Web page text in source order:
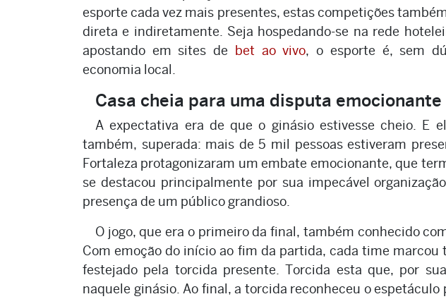
esporte cada vez mais presentes, estas competições
direta e indiretamente. Seja hospedando-se na rede
apostando em sites de
bet ao vivo, o esporte é, sem
economia local.
Casa cheia para uma disputa emocionante
A expectativa era de que o ginásio estivesse cheio. E
também, superada: mais de 5 mil pessoas estiveram
Fortaleza protagonizaram um embate emocionante, que
se destacou principalmente por sua impecável
presença de um público grandioso.
O jogo, que era o primeiro da final, também conhecido
Com emoção do início ao fim da partida, cada time
festejado pela torcida presente. Torcida esta que, por
naquele ginásio. Ao final, a torcida reconheceu o